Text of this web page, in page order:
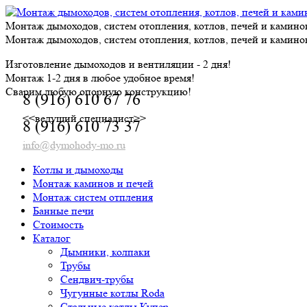
Skip
to
content
Монтаж дымоходов, систем отопления, котлов, печей и
Монтаж дымоходов, систем отопления, котлов, печей и
Изготовление дымоходов и вентиляции - 2 дня!
Монтаж 1-2 дня в любое удобное время!
Сварим любую опорную конструкцию!
8 (916) 610 67 76
<<ведущий специалист>>
8 (916) 610 73 37
info@dymohody-mo.ru
Котлы и дымоходы
Монтаж каминов и печей
Монтаж систем отпления
Банные печи
Стоимость
Каталог
Дымники, колпаки
Трубы
Сендвич-трубы
Чугунные котлы Roda